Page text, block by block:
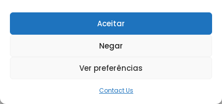
Aceitar
Negar
Ver preferências
Contact Us
©